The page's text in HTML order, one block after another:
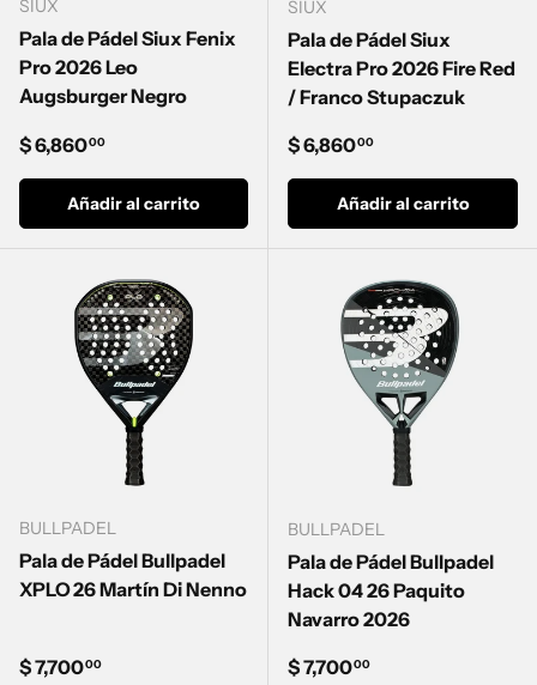
SIUX
Pala de Pádel Siux Fenix
Pro 2026 Leo
Augsburger Negro
Precio normal
$ 6,86000
Añadir al carrito
SIUX
Pala de Pádel Siux
Electra Pro 2026 Fire Red
/ Franco Stupaczuk
Precio normal
$ 6,86000
Añadir al carrito
BULLPADEL
Pala de Pádel Bullpadel
XPLO 26 Martín Di Nenno
Precio normal
$ 7,70000
BULLPADEL
Pala de Pádel Bullpadel
Hack 04 26 Paquito
Navarro 2026
Precio normal
$ 7,70000